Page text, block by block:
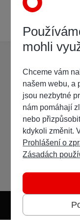
16. září 2025
mohli
Chceme vám
našem webu, a
jsou nezbytné
nám pomáhají
nebo
kdykoli změnit.
Prohlášení o
Zásadách